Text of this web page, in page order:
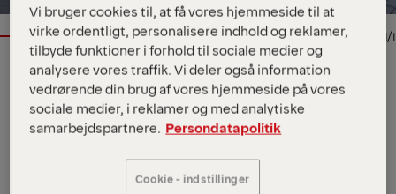
1/1
EPSILON
Key Specs
Maks. løftemoment
Vi bruger cookies til, at få vores hjemmeside til at
virke ordentligt, personalisere indhold og reklamer,
tilbyde funktioner i forhold til sociale medier og
analysere vores traffik. Vi deler også information
vedrørende din brug af vores hjemmeside på vores
sociale medier, i reklamer og med analytiske
samarbejdspartnere. Persondatapolitik
Cookie - indstillinger